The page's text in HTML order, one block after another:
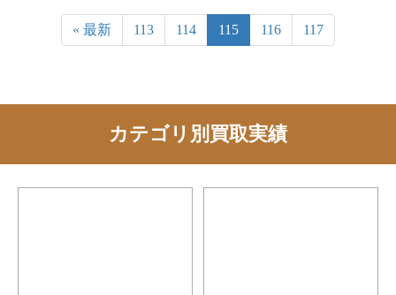
« 最新 113 114 115 116 117
カテゴリ別買取実績